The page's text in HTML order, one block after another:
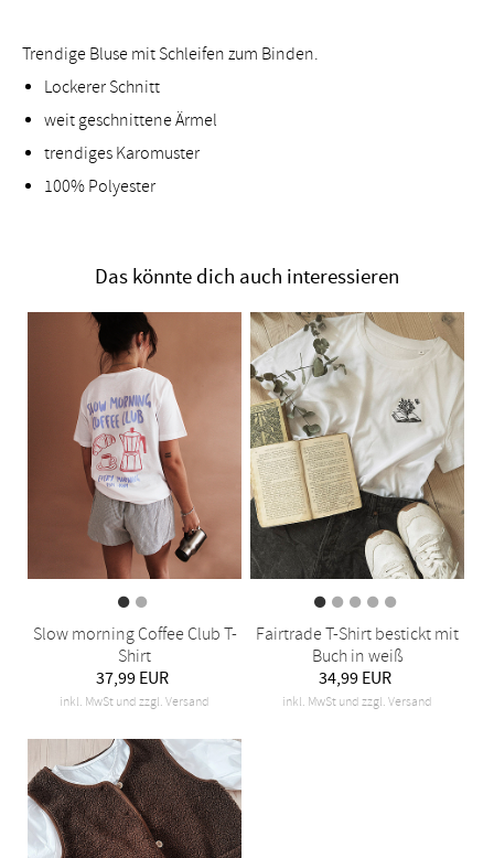
Trendige Bluse mit Schleifen zum Binden.
Lockerer Schnitt
weit geschnittene Ärmel
trendiges Karomuster
100% Polyester
Das könnte dich auch interessieren
Slow morning Coffee Club T-
Shirt
37,99 EUR
inkl. MwSt und zzgl. Versand
Fairtrade T-Shirt bestickt mit
Buch in weiß
34,99 EUR
inkl. MwSt und zzgl. Versand